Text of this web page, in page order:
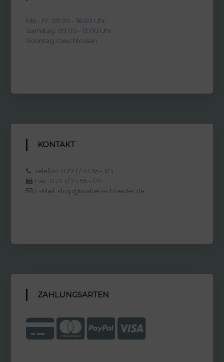
Mo - Fr: 09:00 - 16:00 Uhr
Samstag: 09:00 - 12:00 Uhr
Sonntag: Geschlossen
KONTAKT
Telefon: 0 27 1 / 23 55 - 123
Fax: 0 27 1 / 23 55 - 127
E-Mail: shop@walter-schneider.de
ZAHLUNGSARTEN